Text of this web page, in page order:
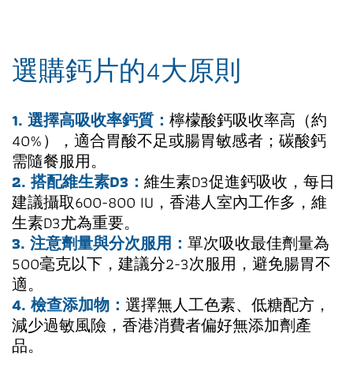
選購鈣片的4大原則
1. 選擇高吸收率鈣質： 檸檬酸鈣吸收率高（約
40%），適合胃酸不足或腸胃敏感者；碳酸鈣
需隨餐服用。
2. 搭配維生素D3： 維生素D3促進鈣吸收，每日
建議攝取600-800 IU，香港人室內工作多，維
生素D3尤為重要。
3. 注意劑量與分次服用： 單次吸收最佳劑量為
500毫克以下，建議分2-3次服用，避免腸胃不
適。
4. 檢查添加物： 選擇無人工色素、低糖配方，
減少過敏風險，香港消費者偏好無添加劑產
品。